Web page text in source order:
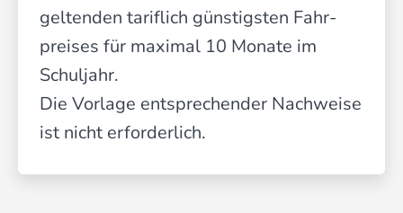
geltenden tariflich günstigsten Fahr­
preises für maximal 10 Monate im
Schul­jahr.
Die Vorlage entsprechender Nachweise
ist nicht erforderlich.